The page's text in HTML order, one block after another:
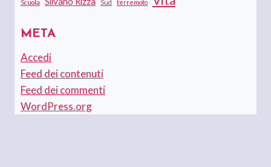
Scuola Sud terremoto
META
Accedi
Feed dei contenuti
Feed dei commenti
WordPress.org